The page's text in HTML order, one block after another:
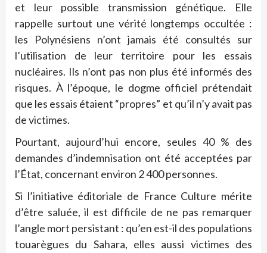
et leur possible transmission génétique. Elle
rappelle surtout une vérité longtemps occultée :
les Polynésiens n’ont jamais été consultés sur
l’utilisation de leur territoire pour les essais
nucléaires. Ils n’ont pas non plus été informés des
risques. À l’époque, le dogme officiel prétendait
que les essais étaient “propres” et qu’il n’y avait pas
de victimes.
Pourtant, aujourd’hui encore, seules 40 % des
demandes d’indemnisation ont été acceptées par
l’État, concernant environ 2 400 personnes.
Si l’initiative éditoriale de France Culture mérite
d’être saluée, il est difficile de ne pas remarquer
l’angle mort persistant : qu’en est-il des populations
touarègues du Sahara, elles aussi victimes des